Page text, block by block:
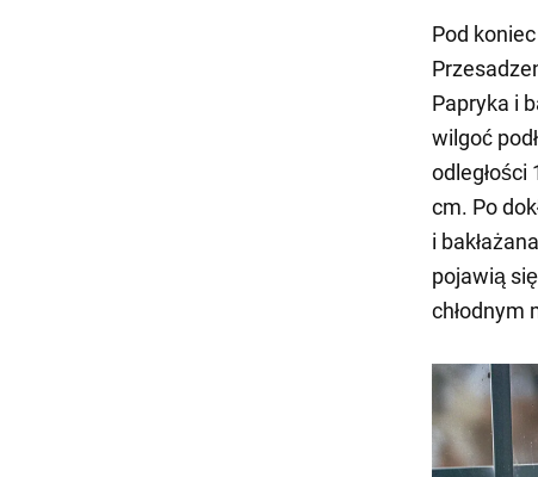
Pod
Papryka i
wilgoć
cm. Po
i
pojawią
chłodnym